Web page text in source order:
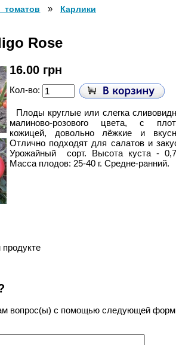
томатов » Карлики
Rose
16.00 грн
Кол-во:
Плоды круглые или слегка
малиново-розового цвета, с
кожицей, довольно лёжкие и
Отлично подходят для салатов и
Урожайный сорт. Высота куста -
Масса плодов: 25-40 г. Средне-ранний.
вопрос(ы) с помощью следующей